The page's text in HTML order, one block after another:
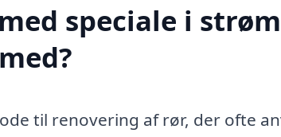
speciale i
til renovering af rør, der ofte